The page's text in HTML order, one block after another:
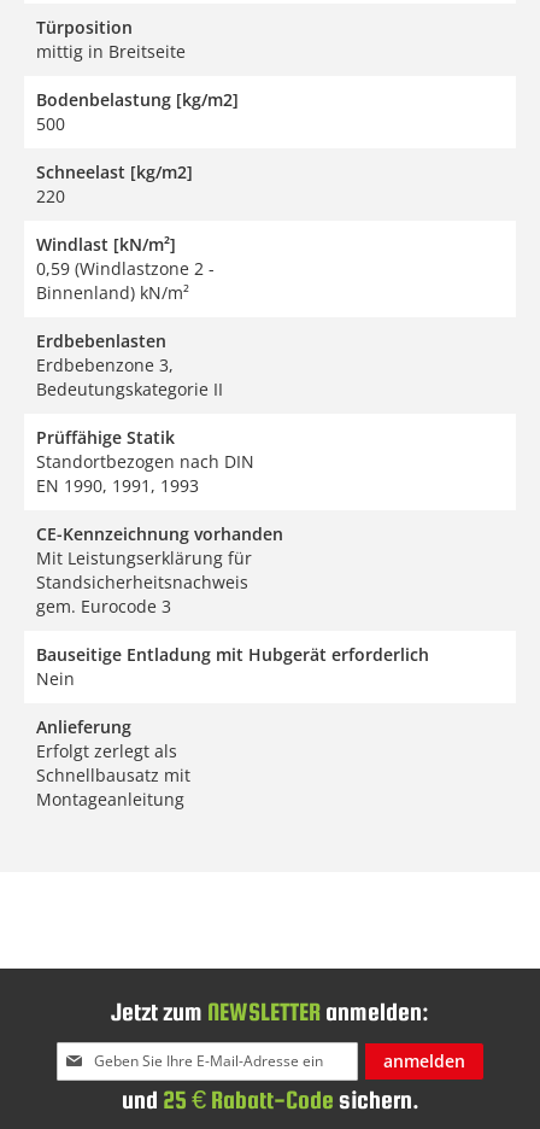
Türposition
mittig in Breitseite
Bodenbelastung [kg/m2]
500
Schneelast [kg/m2]
220
Windlast [kN/m²]
0,59 (Windlastzone 2 -
Binnenland) kN/m²
Erdbebenlasten
Erdbebenzone 3,
Bedeutungskategorie II
Prüffähige Statik
Standortbezogen nach DIN
EN 1990, 1991, 1993
CE-Kennzeichnung vorhanden
Mit Leistungserklärung für
Standsicherheitsnachweis
gem. Eurocode 3
Bauseitige Entladung mit Hubgerät erforderlich
Nein
Anlieferung
Erfolgt zerlegt als
Schnellbausatz mit
Montageanleitung
Jetzt zum NEWSLETTER anmelden:
Melden
Sie
anmelden
und 25 € Rabatt-Code sichern.